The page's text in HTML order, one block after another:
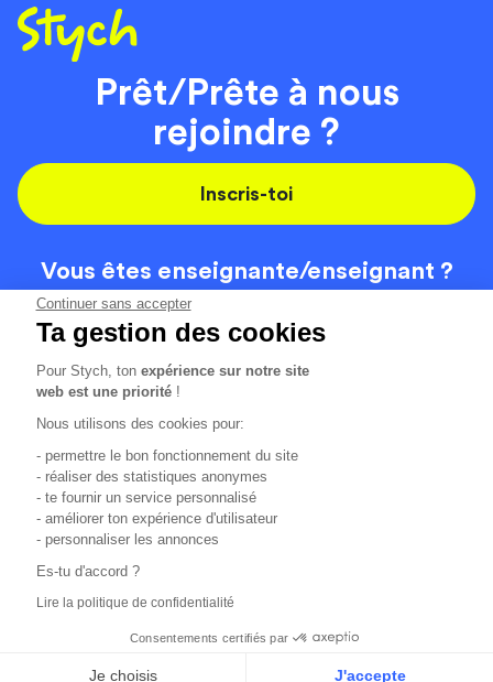
Continuer sans accepter
Ta gestion des cookies
Pour Stych, tonexpérience sur notre site
web est une priorité !
Nous utilisons des cookies pour:
- permettre le bon fonctionnement du site
- réaliser des statistiques anonymes
- te fournir un service personnalisé
- améliorer ton expérience d'utilisateur
- personnaliser les annonces
Es-tu d'accord ?
Lire la politique de confidentialité
Consentements certifiés par
Je choisis J'accepte
Prêt/Prête à nous
rejoindre ?
Inscris-toi
Vous êtes enseignante/enseignant ?
On recrute
Code de la route
Localisation
Contact
Tous les avis clients4.6/5 (51156 avis publiés)
Comment sont calculés nos taux de réussite ?
passé leur examen une ou deux fois au cours des 12 derniers